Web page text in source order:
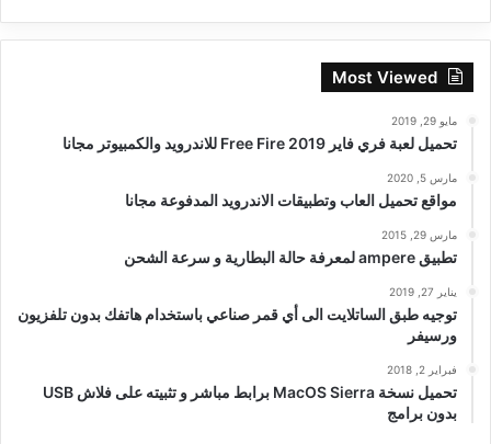
Most Viewed
مايو 29, 2019
تحميل لعبة فري فاير Free Fire 2019 للاندرويد والكمبيوتر مجانا
مارس 5, 2020
مواقع تحميل العاب وتطبيقات الاندرويد المدفوعة مجانا
مارس 29, 2015
تطبيق ampere لمعرفة حالة البطارية و سرعة الشحن
يناير 27, 2019
توجيه طبق الساتلايت الى أي قمر صناعي باستخدام هاتفك بدون تلفزيون
ورسيفر
فبراير 2, 2018
تحميل نسخة MacOS Sierra برابط مباشر و تثبيته على فلاش USB
بدون برامج